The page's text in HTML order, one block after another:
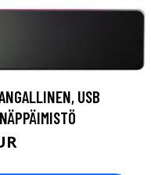
USB